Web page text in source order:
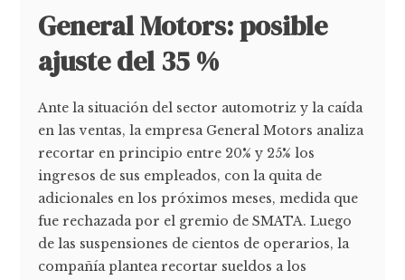
General Motors: posible
ajuste del 35 %
Ante la situación del sector automotriz y la caída
en las ventas, la empresa General Motors analiza
recortar en principio entre 20% y 25% los
ingresos de sus empleados, con la quita de
adicionales en los próximos meses, medida que
fue rechazada por el gremio de SMATA. Luego
de las suspensiones de cientos de operarios, la
compañía plantea recortar sueldos a los